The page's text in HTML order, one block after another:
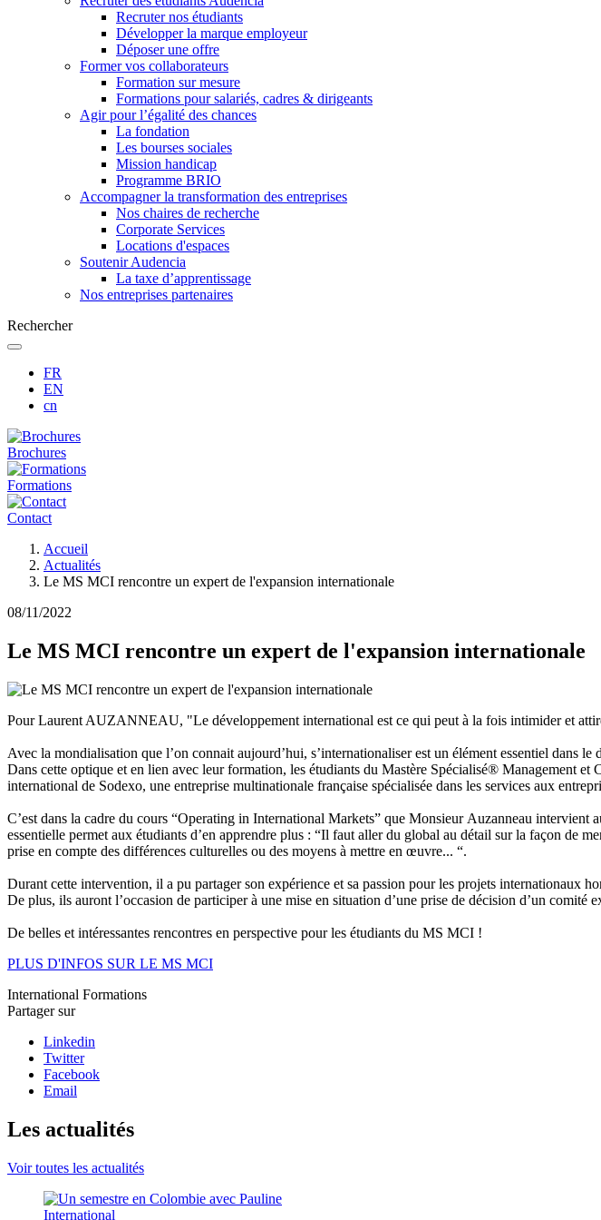
Recruter nos étudiants
Développer la marque employeur
Déposer une offre
Former vos collaborateurs
Formation sur mesure
Formations pour salariés, cadres & dirigeants
Agir pour l’égalité des chances
La fondation
Les bourses sociales
Mission handicap
Programme BRIO
Accompagner la transformation des entreprises
Nos chaires de recherche
Corporate Services
Locations d'espaces
Soutenir Audencia
La taxe d’apprentissage
Nos entreprises partenaires
Rechercher
FR
EN
cn
Brochures
Formations
Contact
d'Ariane
Accueil
Actualités
Le MS MCI rencontre un expert de l'expansion internationale
08/11/2022
Le MS MCI rencontre un expert de l'expansion internationale
Pour Laurent AUZANNEAU, "Le développement international est ce qui peut à la fois intimider et
Avec la mondialisation que l’on connait aujourd’hui, s’internationaliser est un élément essentiel dans
Dans cette optique et en lien avec leur formation, les étudiants du Mastère Spécialisé® Management
international de Sodexo, une entreprise multinationale française spécialisée dans les services aux
C’est dans la cadre du cours “Operating in International Markets” que Monsieur Auzanneau
essentielle permet aux étudiants d’en apprendre plus : “Il faut aller du global au détail sur la façon de
prise en compte des différences culturelles ou des moyens à mettre en œuvre... “.
Durant cette intervention, il a pu partager son expérience et sa passion pour les projets internationaux
De plus, ils auront l’occasion de participer à une mise en situation d’une prise de décision d’un comité
De belles et intéressantes rencontres en perspective pour les étudiants du MS MCI !
PLUS D'INFOS SUR LE MS MCI
International Formations
Partager sur
Linkedin
Twitter
Facebook
Email
Les actualités
Voir toutes les actualités
International